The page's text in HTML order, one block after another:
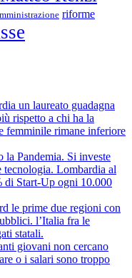
riforme
un laureato guadagna
rispetto a chi ha la
femminile rimane inferiore
la Pandemia. Si investe
tecnologia. Lombardia al
di Start-Up ogni 10.000
le prime due regioni con
l’Italia fra le
statali.
giovani non cercano
o i salari sono troppo